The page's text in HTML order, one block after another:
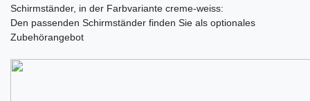
Schirmständer, in der Farbvariante creme-weiss:
Den passenden Schirmständer finden Sie als optionales
Zubehörangebot